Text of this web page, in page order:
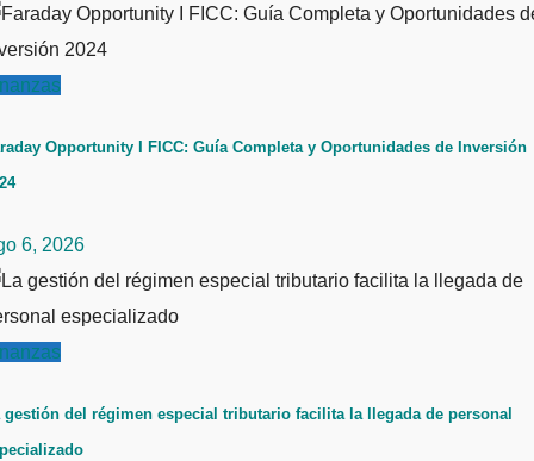
Opportunity I FICC: Guía Completa y Oportunidades de Inversión
6, 2026
gestión del régimen especial tributario facilita la llegada de personal